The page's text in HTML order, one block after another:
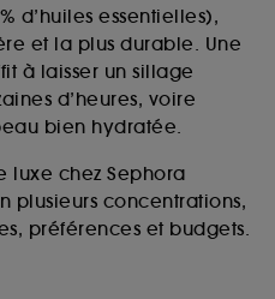
d’huiles essentielles),
et la plus durable. Une
à laisser un sillage
d’heures, voire
bien hydratée.
luxe chez Sephora
plusieurs concentrations,
préférences et budgets.